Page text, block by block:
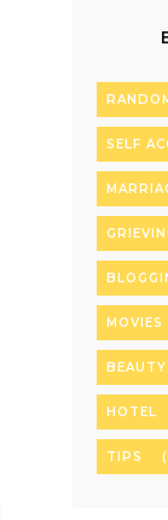
SELF
MOVIES
BEAUTY
HOTEL
TIPS